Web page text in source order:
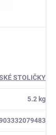
STOLIČKY
5.2 kg